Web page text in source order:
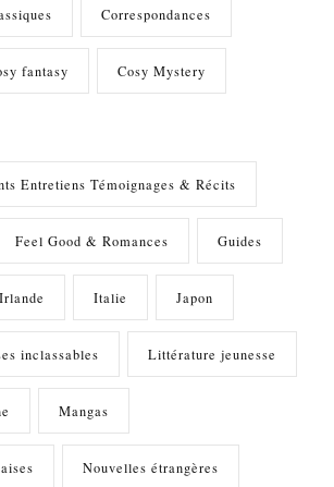
Correspondances
fantasy Cosy Mystery
Entretiens Témoignages & Récits
Feel Good & Romances Guides
Irlande Italie Japon
inclassables Littérature jeunesse
Mangas
Nouvelles étrangères